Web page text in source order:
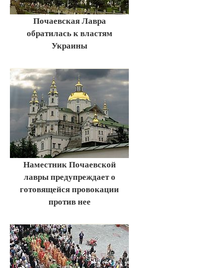
Почаевская Лавра
обратилась к властям
Украины
Наместник Почаевской
лавры предупреждает о
готовящейся провокации
против нее